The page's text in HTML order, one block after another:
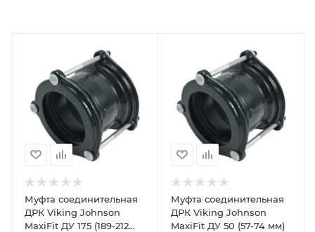
Муфта соединительная
ДРК Viking Johnson
MaxiFit ДУ 175 (189-212
Муфта соединительная
ДРК Viking Johnson
MaxiFit ДУ 50 (57-74 мм)